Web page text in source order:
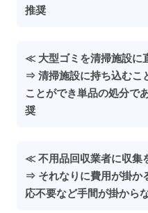
推奨
≪ 大型ゴミを清掃施設に
⇒ 清掃施設に持ち込むこ
ことができ単品の処分で
奨
≪ 不用品回収業者に収集
⇒ それなりに費用が掛か
応不要など手間が掛から